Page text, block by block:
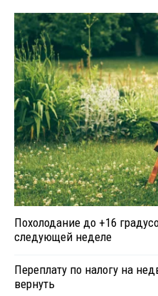
Похолодание до +16
следующей неделе
Переплату по налогу на
вернуть